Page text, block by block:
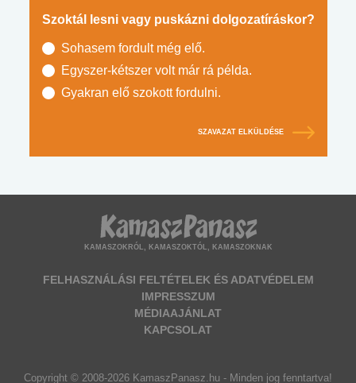
Szoktál lesni vagy puskázni dolgozatíráskor?
Sohasem fordult még elő.
Egyszer-kétszer volt már rá példa.
Gyakran elő szokott fordulni.
SZAVAZAT ELKÜLDÉSE
KAMASZOKRÓL, KAMASZOKTÓL, KAMASZOKNAK
FELHASZNÁLÁSI FELTÉTELEK ÉS ADATVÉDELEM
IMPRESSZUM
MÉDIAAJÁNLAT
KAPCSOLAT
Copyright © 2008-2026 KamaszPanasz.hu - Minden jog fenntartva!